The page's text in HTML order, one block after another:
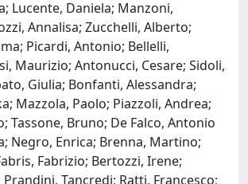
Lucente, Daniela; Manzoni,
Annalisa; Zucchelli, Alberto;
Picardi, Antonio; Bellelli,
Maurizio; Antonucci, Cesare; Sidoli,
Giulia; Bonfanti, Alessandra;
Mazzola, Paolo; Piazzoli, Andrea;
Tassone, Bruno; De Falco, Antonio
Negro, Enrica; Brenna, Martino;
Fabrizio; Bertozzi, Irene;
Tancredi; Ratti, Francesco;